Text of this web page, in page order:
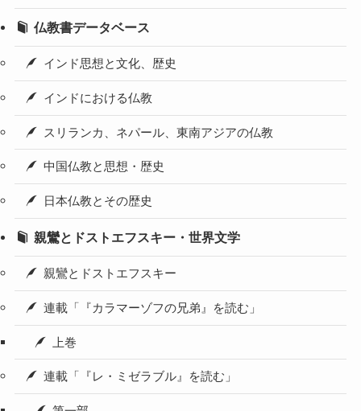
仏教書データベース
インド思想と文化、歴史
インドにおける仏教
スリランカ、ネパール、東南アジアの仏教
中国仏教と思想・歴史
日本仏教とその歴史
親鸞とドストエフスキー・世界文学
親鸞とドストエフスキー
連載「『カラマーゾフの兄弟』を読む」
上巻
連載「『レ・ミゼラブル』を読む」